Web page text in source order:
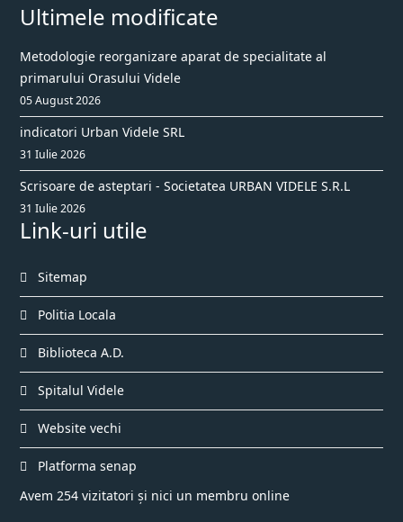
Ultimele modificate
Metodologie reorganizare aparat de specialitate al
primarului Orasului Videle
05 August 2026
indicatori Urban Videle SRL
31 Iulie 2026
Scrisoare de asteptari - Societatea URBAN VIDELE S.R.L
31 Iulie 2026
Link-uri utile
Sitemap
Politia Locala
Biblioteca A.D.
Spitalul Videle
Website vechi
Platforma senap
Avem 254 vizitatori și nici un membru online